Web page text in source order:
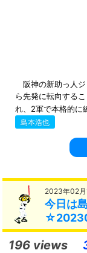
阪神の新助っ人ジ
ら先発に転向する
れ、2軍で本格的に
島本浩也
2023年02
今日は
196 views